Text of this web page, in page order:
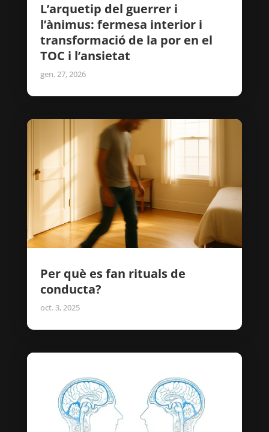
L’arquetip del guerrer i
l’ànimus: fermesa interior i
transformació de la por en el
TOC i l’ansietat
gen. 27, 2026
Per què es fan rituals de
conducta?
oct. 3, 2025